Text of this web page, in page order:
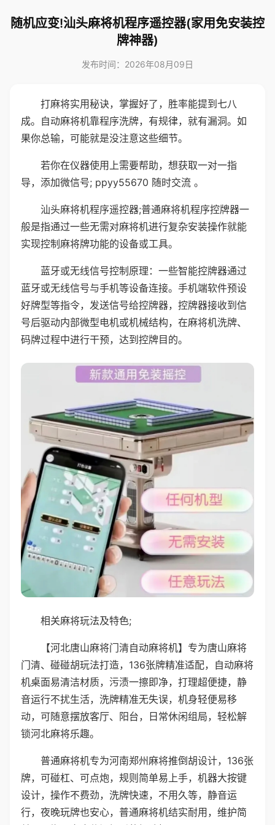
随机应变!汕头麻将机程序遥控器(家用免安装控
牌神器)
发布时间：2026年08月09日
打麻将实用秘诀，掌握好了，胜率能提到七八
成。自动麻将机靠程序洗牌，有规律，就有漏洞。如
果你总输，可能就是没注意这些细节。
若你在仪器使用上需要帮助，想获取一对一指
导，添加微信号; ppyy55670 随时交流 。
汕头麻将机程序遥控器;普通麻将机程序控牌器一
般是指通过一些无需对麻将机进行复杂安装操作就能
实现控制麻将牌功能的设备或工具。
蓝牙或无线信号控制原理：一些智能控牌器通过
蓝牙或无线信号与手机等设备连接。手机端软件预设
好牌型等指令，发送信号给控牌器，控牌器接收到信
号后驱动内部微型电机或机械结构，在麻将机洗牌、
码牌过程中进行干预，达到控牌目的。
相关麻将玩法及特色;
【河北唐山麻将门清自动麻将机】专为唐山麻将
门清、碰碰胡玩法打造，136张牌精准适配，自动麻将
机桌面易清洁材质，污渍一擦即净，打理超便捷，静
音运行不扰生活，洗牌精准无失误，机身轻便易移
动，可随意摆放客厅、阳台，日常休闲组局，轻松解
锁河北麻将乐趣。
普通麻将机专为河南郑州麻将推倒胡设计，136张
牌，可碰杠、可点炮，规则简单易上手，机器大按键
设计，操作不费劲，洗牌快速，不用久等，静音运
行，夜晚玩牌也安心，普通麻将机结实耐用，维护简